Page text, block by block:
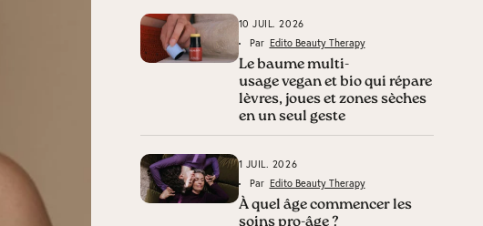
10 JUIL. 2026
Par Edito Beauty Therapy
Le baume multi-
usage vegan et bio qui répare
lèvres, joues et zones sèches
en un seul geste
1 JUIL. 2026
Par Edito Beauty Therapy
À quel âge commencer les
soins pro-âge ?